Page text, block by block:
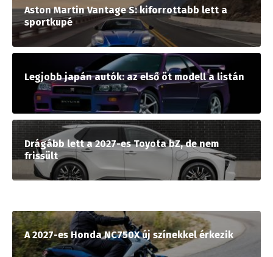
Aston Martin Vantage S: kiforrottabb lett a
sportkupé
Legjobb japán autók: az első öt modell a listán
Drágább lett a 2027-es Toyota bZ, de nem
frissült
A 2027-es Honda NC750X új színekkel érkezik